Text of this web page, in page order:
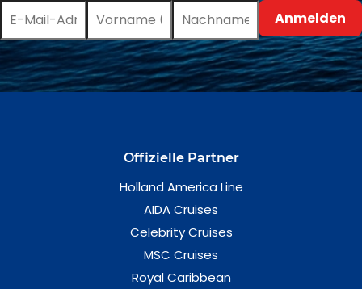
Offizielle Partner
Holland America Line
AIDA Cruises
Celebrity Cruises
MSC Cruises
Royal Caribbean